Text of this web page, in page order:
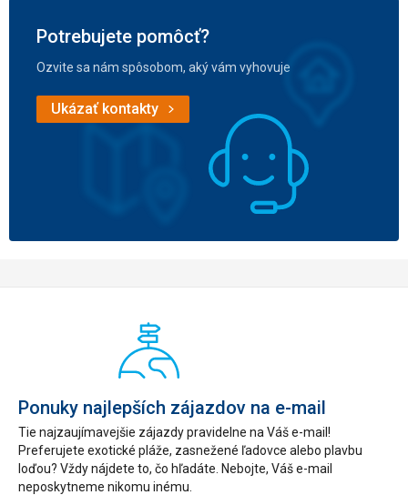
Potrebujete pomôcť?
Ozvite sa nám spôsobom, aký vám vyhovuje
Ukázať kontakty
Ponuky najlepších zájazdov na e-mail
Tie najzaujímavejšie zájazdy pravidelne na Váš e-mail!
Preferujete exotické pláže, zasnežené ľadovce alebo plavbu
loďou? Vždy nájdete to, čo hľadáte. Nebojte, Váš e-mail
neposkytneme nikomu inému.